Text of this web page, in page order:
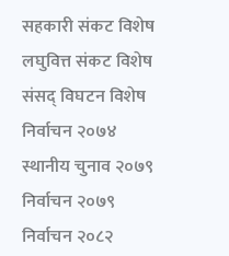
सहकारी संकट विशेष
लघुवित्त संकट विशेष
संसद् विघटन विशेष
निर्वाचन २०७४
स्थानीय चुनाव २०७९
निर्वाचन २०७९
निर्वाचन २०८२